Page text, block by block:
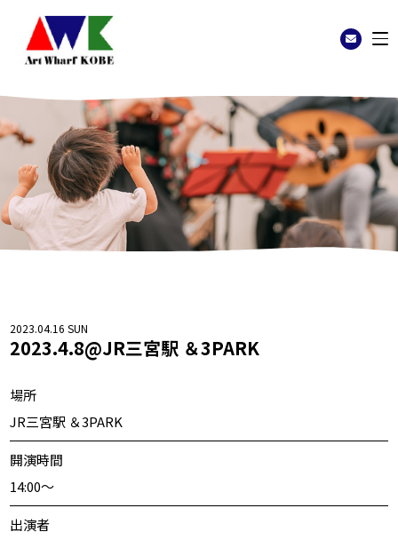
2023.04.16 SUN
2023.4.8@JR三宮駅 ＆3PARK
場所
JR三宮駅 ＆3PARK
開演時間
14:00〜
出演者